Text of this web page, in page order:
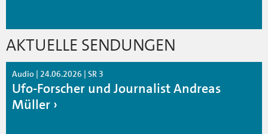
AKTUELLE SENDUNGEN
Audio | 24.06.2026 | SR 3
Ufo-Forscher und Journalist Andreas
Müller